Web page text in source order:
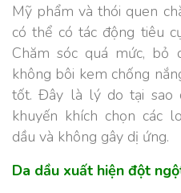
Mỹ phẩm và thói quen
có thể có tác động tiêu
Chăm sóc quá mức, bỏ
không bôi kem chống
tốt. Đây là lý do tại sao
khuyến khích chọn các
dầu và không gây dị ứng.
Da dầu xuất hiện đột